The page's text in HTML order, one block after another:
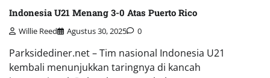
Indonesia U21 Menang 3-0 Atas Puerto Rico
Willie Reed Agustus 30, 2025 0
Parksidediner.net – Tim nasional Indonesia U21
kembali menunjukkan taringnya di kancah